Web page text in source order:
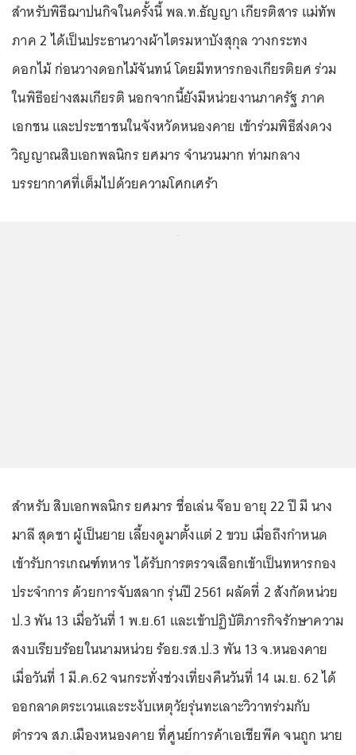
สำหรับพิธีฌาปนกิจในครั้งนี้ พล.ท.ธัญญา เกียรติสาร แม่ทัพ
ภาค 2 ได้เป็นประธานวางผ้าไตรมหาบังสุกุล วางกระทง
ดอกไม้ ก่อนวางดอกไม้จันทน์ โดยมีทหารกองเกียรติยศ ร่วม
ในพิธีอย่างสมเกียรติ นอกจากนี้ยังมีหน่วยงานภาครัฐ ภาค
เอกชน และประชาชนในจังหวัดหนองคาย เข้าร่วมพิธีส่งดวง
วิญญาณสิบเอกพลนิกร ยศมาร จำนวนมาก ท่ามกลาง
บรรยากาศที่เต็มไปด้วยความโศกเศร้า
สำหรับ สิบเอกพลนิกร ยศมาร ชื่อเล่น จ๊อบ อายุ 22 ปี มี นาง
มาลี สุดชา ผู้เป็นยาย เลี้ยงดูมาตั้งแต่ 2 ขวบ เมื่อถึงกำหนด
เข้ารับการเกณฑ์ทหาร ได้รับการตรวจเลือกเข้าเป็นทหารกอง
ประจำการ ด้วยการจับสลาก รุ่นปี 2561 ผลัดที่ 2 สังกัดหน่วย
ป.3 พัน 13 เมื่อวันที่ 1 พ.ย.61 และเข้าปฏิบัติภารกิจรักษาความ
สงบเรียบร้อยในนามหน่วย ร้อย.รส.ป.3 พัน 13 จ.หนองคาย
เมื่อวันที่ 1 มี.ค.62 จนกระทั่งช่วงเที่ยงคืนวันที่ 14 เม.ย. 62 ได้
ออกลาดตระเวนและระงับเหตุวัยรุ่นทะเลาะวิวาทร่วมกับ
ตำรวจ สภ.เมืองหนองคาย ที่ศูนย์การค้าเอเชียพีค จนถูก นาย